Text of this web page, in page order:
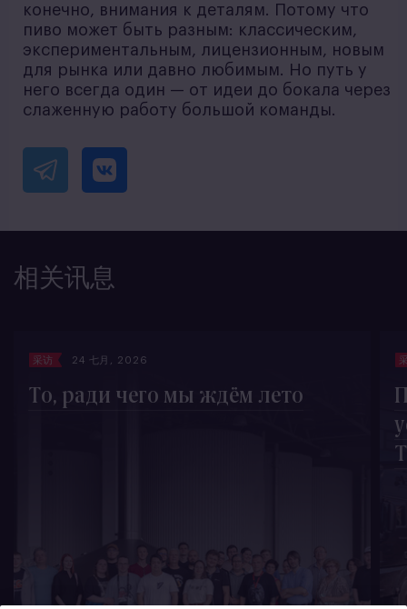
конечно, внимания к деталям. Потому что
пиво может быть разным: классическим,
экспериментальным, лицензионным, новым
для рынка или давно любимым. Но путь у
него всегда один — от идеи до бокала через
слаженную работу большой команды.
相关讯息
采访 24 七月, 2026
То, ради чего мы ждём лето